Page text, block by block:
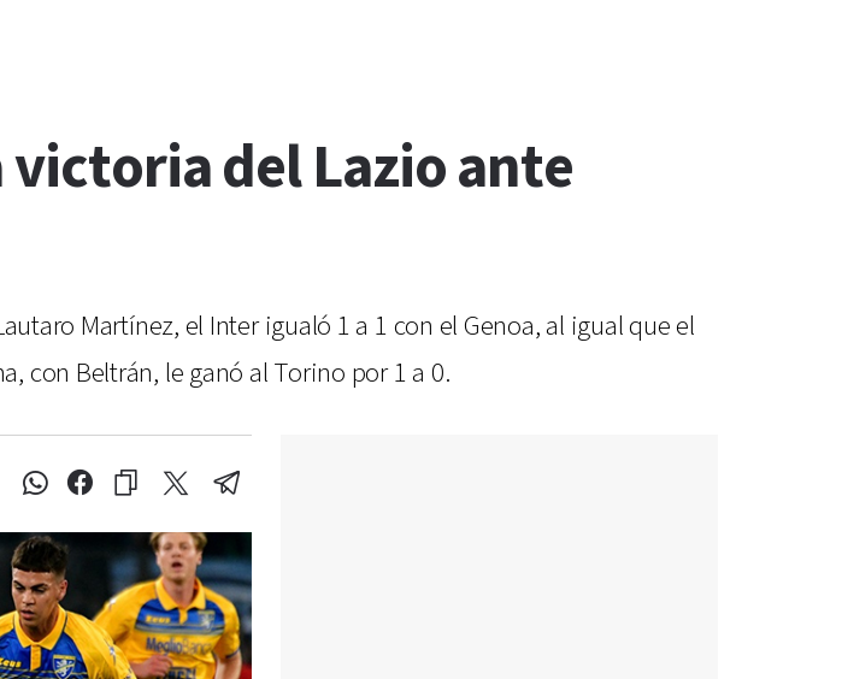
victoria del Lazio ante
Martínez, el Inter igualó 1 a 1 con el Genoa, al igual que el
con Beltrán, le ganó al Torino por 1 a 0.